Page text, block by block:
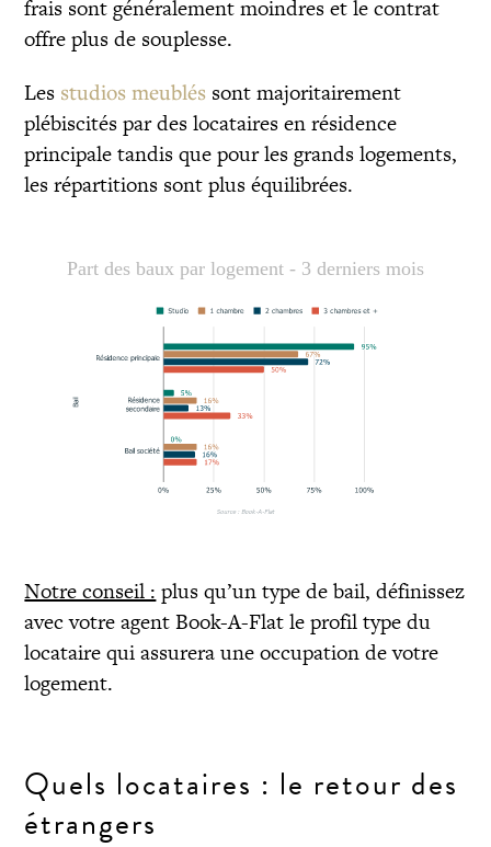
frais sont généralement moindres et le contrat
offre plus de souplesse.
Les studios meublés sont majoritairement
plébiscités par des locataires en résidence
principale tandis que pour les grands logements,
les répartitions sont plus équilibrées.
Part des baux par logement - 3 derniers mois
Notre conseil : plus qu’un type de bail, définissez
avec votre agent Book-A-Flat le profil type du
locataire qui assurera une occupation de votre
logement.
Quels locataires : le retour des
étrangers